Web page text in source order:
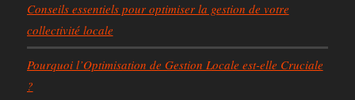
Conseils essentiels pour optimiser la gestion de votre
collectivité locale
Pourquoi l’Optimisation de Gestion Locale est-elle Cruciale
?